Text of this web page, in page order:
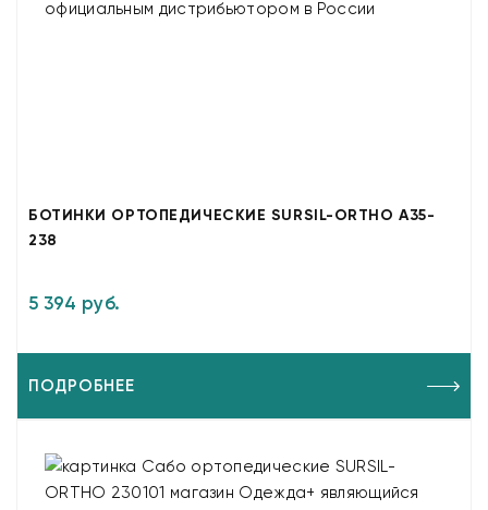
БОТИНКИ ОРТОПЕДИЧЕСКИЕ SURSIL-ORTHO A35-
238
5 394 руб.
ПОДРОБНЕЕ